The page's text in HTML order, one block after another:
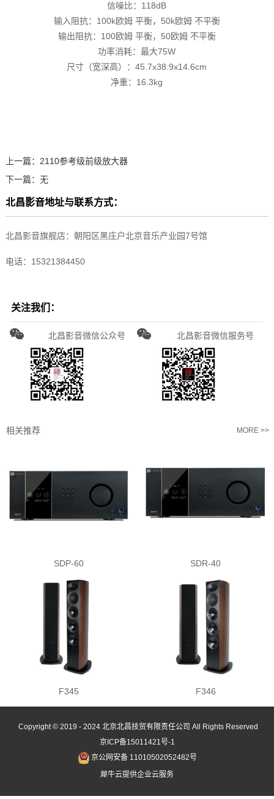
信噪比：118dB
输入阻抗：100k欧姆 平衡，50k欧姆 不平衡
输出阻抗：100欧姆 平衡，50欧姆 不平衡
功率消耗：最大75W
尺寸（宽深高）：45.7x38.9x14.6cm
净重：16.3kg
上一篇： 2110参考级前级放大器
下一篇： 无
北昌影音地址与联系方式：
北昌影音旗舰店：朝阳区黑庄户北京音乐产业园7号馆
电话：15321384450
关注我们：
北昌影音微信公众号 北昌影音微信服务号
相关推荐 MORE >>
SDP-60 SDR-40
F345 F346
Copyright © 2019 - 2024 北京北昌技贸有限责任公司 All Rights Reserved
京ICP备15011421号-1
京公网安备 11010502052482号
犀牛云提供企业云服务